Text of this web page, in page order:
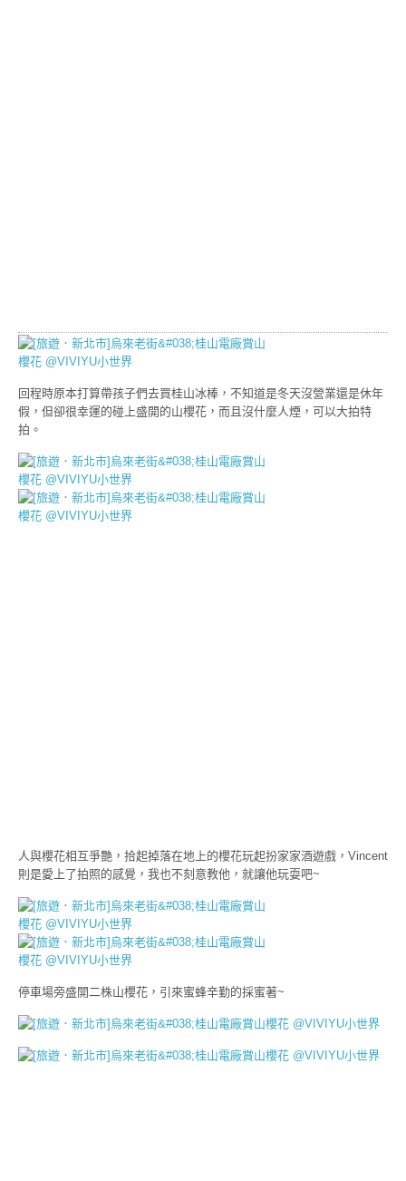
回程時原本打算帶孩子們去買桂山冰棒，不知道是冬天沒營業還是休年
假，但卻很幸運的碰上盛開的山櫻花，而且沒什麼人煙，可以大拍特
拍。
人與櫻花相互爭艷，拾起掉落在地上的櫻花玩起扮家家酒遊戲，Vincent
則是愛上了拍照的感覺，我也不刻意教他，就讓他玩耍吧~
停車場旁盛開二株山櫻花，引來蜜蜂辛勤的採蜜著~